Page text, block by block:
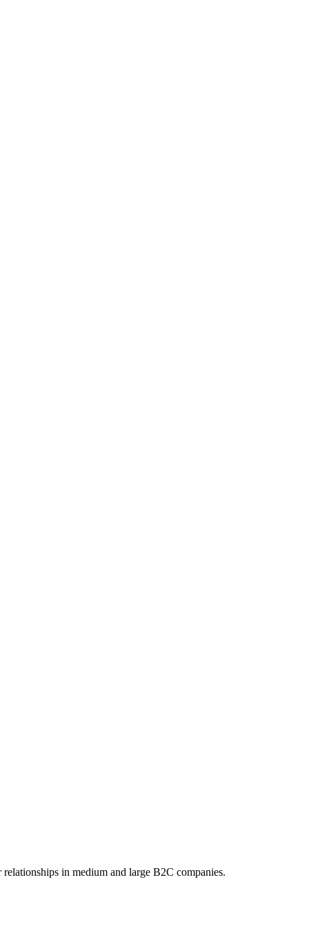
in medium and large B2C companies.